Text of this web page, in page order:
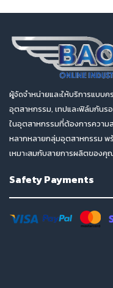
ผู้จัดจำหน่ายและให้บริการแบ
อุตสาหกรรม, เทปและฟิล์มกันร
ในอุตสาหกรรมที่ต้องการความ
หลากหลายกลุ่มอุตสาหกรรม พ
เหมาะสมกับสายการผลิตของคุ
Safety Payments